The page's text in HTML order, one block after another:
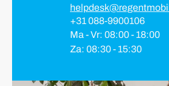
+31 088-9900106
Ma - Vr: 08:00 - 18:00
Za: 08:30 - 15:30